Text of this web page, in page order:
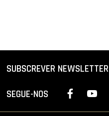
SUBSCREVER NEWSLETTER
SEGUE-NOS